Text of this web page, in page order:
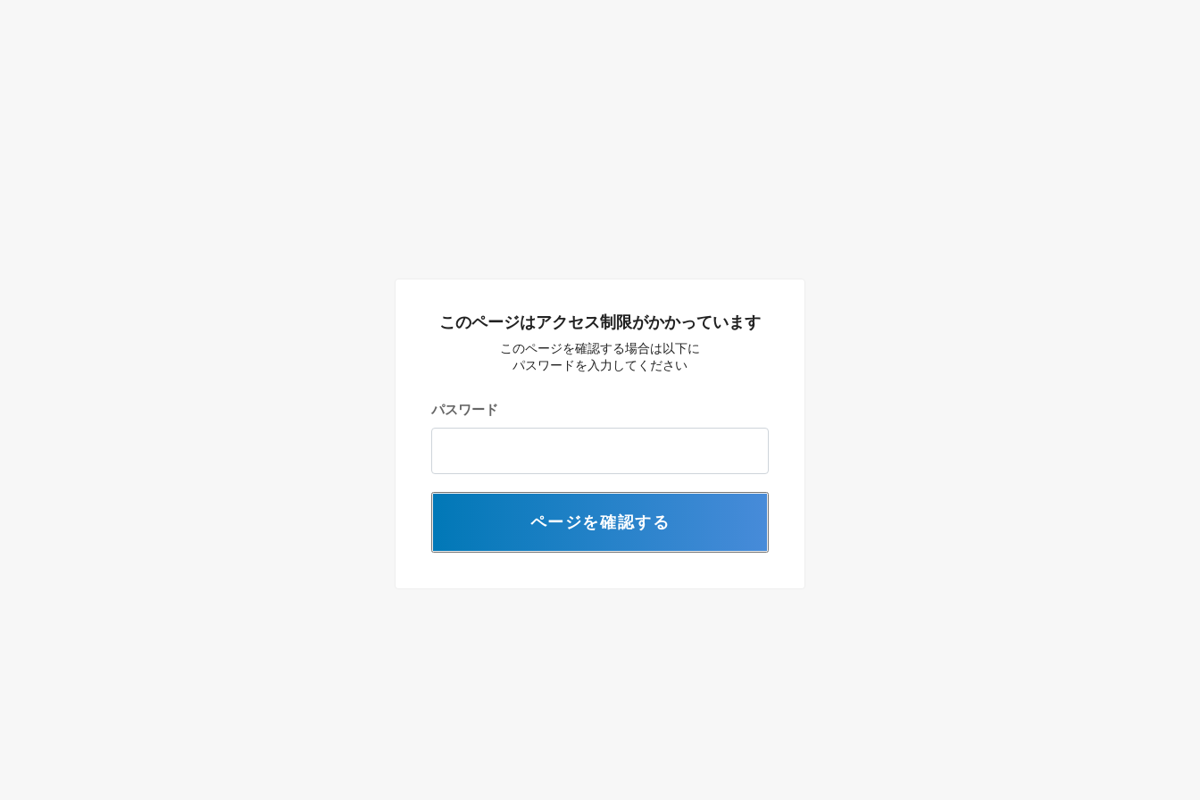
このページはアクセス制限がかかっています
このページを確認する場合は以下に
パスワードを入力してください
パスワード
ページを確認する